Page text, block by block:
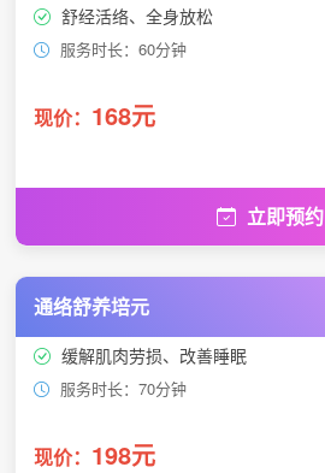
舒经活络、全身放松
服务时长：60分钟
现价： 168元
立即预约
通络舒养培元
缓解肌肉劳损、改善睡眠
服务时长：70分钟
现价： 198元